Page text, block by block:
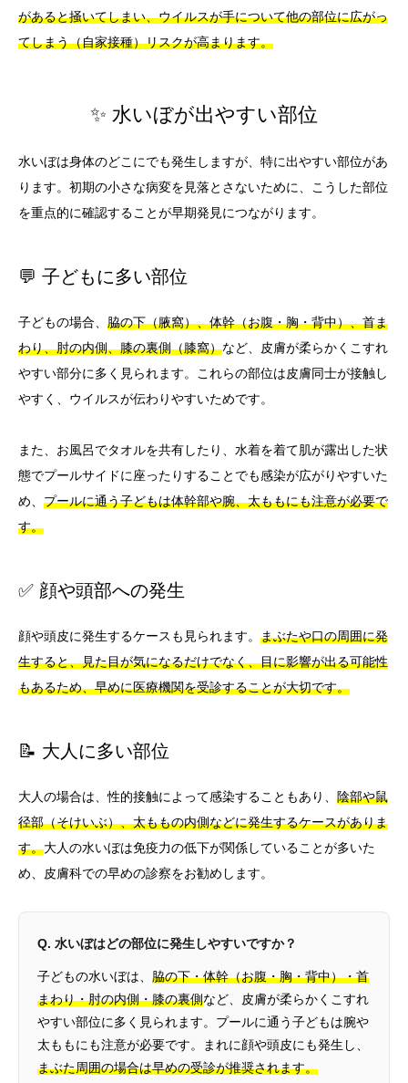
があると掻いてしまい、ウイルスが手について他の部位に広がっ
てしまう（自家接種）リスクが高まります。
✨ 水いぼが出やすい部位
水いぼは身体のどこにでも発生しますが、特に出やすい部位があ
ります。初期の小さな病変を見落とさないために、こうした部位
を重点的に確認することが早期発見につながります。
💬 子どもに多い部位
子どもの場合、 脇の下（腋窩）、体幹（お腹・胸・背中）、首ま
わり、肘の内側、膝の裏側（膝窩）など、皮膚が柔らかくこすれ
やすい部分に多く見られます。これらの部位は皮膚同士が接触し
やすく、ウイルスが伝わりやすいためです。
また、お風呂でタオルを共有したり、水着を着て肌が露出した状
態でプールサイドに座ったりすることでも感染が広がりやすいた
め、 プールに通う子どもは体幹部や腕、太ももにも注意が必要で
す。
✅ 顔や頭部への発生
顔や頭皮に発生するケースも見られます。 まぶたや口の周囲に発
生すると、見た目が気になるだけでなく、目に影響が出る可能性
もあるため、早めに医療機関を受診することが大切です。
📝 大人に多い部位
大人の場合は、性的接触によって感染することもあり、 陰部や鼠
径部（そけいぶ）、太ももの内側などに発生するケースがありま
す。大人の水いぼは免疫力の低下が関係していることが多いた
め、皮膚科での早めの診察をお勧めします。
Q. 水いぼはどの部位に発生しやすいですか？
子どもの水いぼは、 脇の下・体幹（お腹・胸・背中）・首
まわり・肘の内側・膝の裏側など、皮膚が柔らかくこすれ
やすい部位に多く見られます。プールに通う子どもは腕や
太ももにも注意が必要です。まれに顔や頭皮にも発生し、
まぶた周囲の場合は早めの受診が推奨されます。